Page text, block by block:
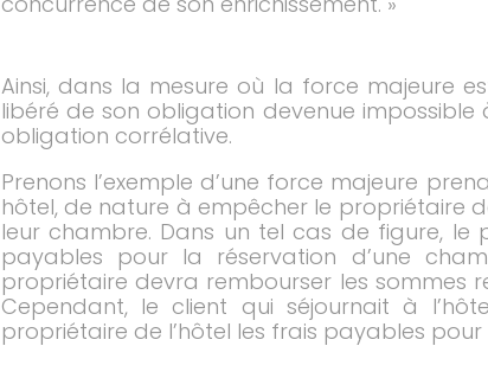
Ainsi, dans la mesure où la force majeure
libéré de son obligation devenue
obligation corrélative.
Prenons l’exemple d’une force majeure
hôtel, de nature à empêcher le propriétaire
leur chambre. Dans un tel cas de figure,
payables pour la réservation d’une
propriétaire devra rembourser les sommes
Cependant, le client qui séjournait à
propriétaire de l’hôtel les frais payables